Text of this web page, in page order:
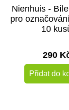
Nienhuis -
pro
10
290
Přidat do